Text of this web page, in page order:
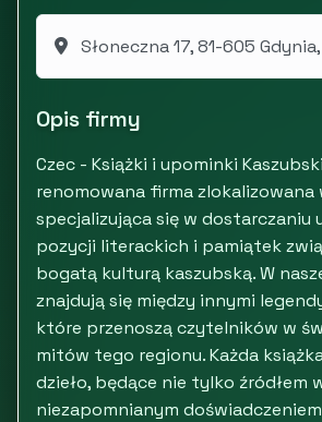
Słoneczna 17, 81-605
Opis firmy
Czec - Książki i upominki
renomowana firma zlokalizowana
specjalizująca się w dostarczaniu
pozycji literackich i pamiątek
bogatą kulturą kaszubską. W
znajdują się między innymi
które przenoszą czytelników w
mitów tego regionu. Każda
dzieło, będące nie tylko źródłem
niezapomnianym